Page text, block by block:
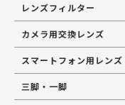
レンズフィルター
カメラ用交換レンズ
スマートフォン用レン
三脚・一脚